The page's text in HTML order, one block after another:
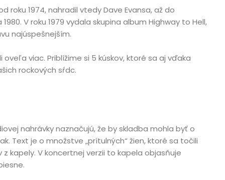
roku 1974, nahradil vtedy Dave Evansa, až do
V roku 1979 vydala skupina album Highway to Hell,
najúspešnejším.
oveľa viac. Priblížime si 5 kúskov, ktoré sa aj vďaka
rockových sŕdc.
nahrávky naznačujú, že by skladba mohla byť o
Text je o množstve „prítulných“ žien, ktoré sa točili
kapely. V koncertnej verzii to kapela objasňuje